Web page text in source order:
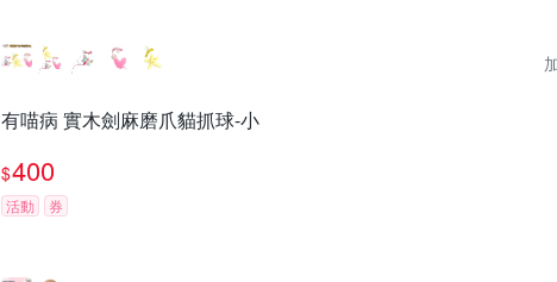
有喵病 實木劍麻磨爪貓抓球-小
$400
活動 券